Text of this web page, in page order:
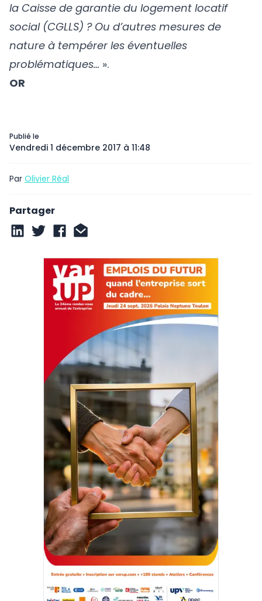
Publié le
Vendredi 1 décembre 2017 à 11:48
Par Olivier Réal
Partager
la Caisse de garantie du logement locatif
social (CGLLS) ? Ou d’autres mesures de
nature à tempérer les éventuelles
problématiques… ».
OR